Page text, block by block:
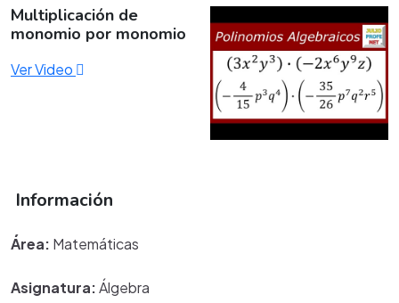
Multiplicación de
monomio por monomio
Ver Video
Información
Área: Matemáticas
Asignatura:Álgebra